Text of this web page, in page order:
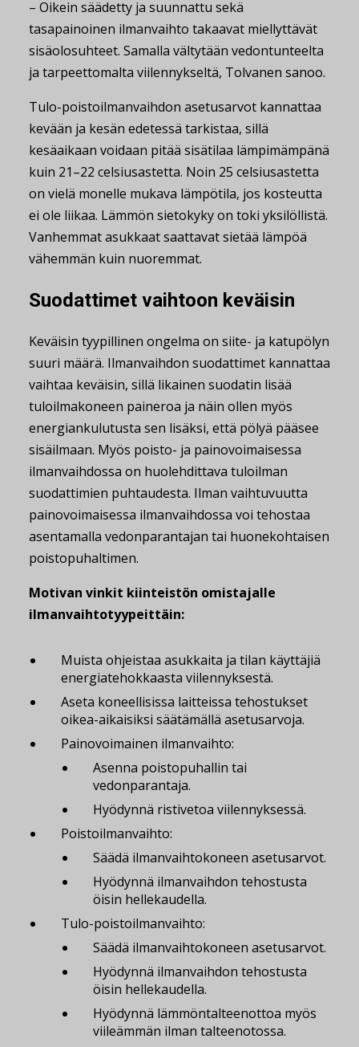
– Oikein säädetty ja suunnattu sekä
tasapainoinen ilmanvaihto takaavat miellyttävät
sisäolosuhteet. Samalla vältytään vedontunteelta
ja tarpeettomalta viilennykseltä, Tolvanen sanoo.
Tulo-poistoilmanvaihdon asetusarvot kannattaa
kevään ja kesän edetessä tarkistaa, sillä
kesäaikaan voidaan pitää sisätilaa lämpimämpänä
kuin 21–22 celsiusastetta. Noin 25 celsiusastetta
on vielä monelle mukava lämpötila, jos kosteutta
ei ole liikaa. Lämmön sietokyky on toki yksilöllistä.
Vanhemmat asukkaat saattavat sietää lämpöä
vähemmän kuin nuoremmat.
Suodattimet vaihtoon keväisin
Keväisin tyypillinen ongelma on siite- ja katupölyn
suuri määrä. Ilmanvaihdon suodattimet kannattaa
vaihtaa keväisin, sillä likainen suodatin lisää
tuloilmakoneen paineroa ja näin ollen myös
energiankulutusta sen lisäksi, että pölyä pääsee
sisäilmaan. Myös poisto- ja painovoimaisessa
ilmanvaihdossa on huolehdittava tuloilman
suodattimien puhtaudesta. Ilman vaihtuvuutta
painovoimaisessa ilmanvaihdossa voi tehostaa
asentamalla vedonparantajan tai huonekohtaisen
poistopuhaltimen.
Motivan vinkit kiinteistön omistajalle
ilmanvaihtotyypeittäin:
Muista ohjeistaa asukkaita ja tilan käyttäjiä
energiatehokkaasta viilennyksestä.
Aseta koneellisissa laitteissa tehostukset
oikea-aikaisiksi säätämällä asetusarvoja.
Painovoimainen ilmanvaihto:
Asenna poistopuhallin tai
vedonparantaja.
Hyödynnä ristivetoa viilennyksessä.
Poistoilmanvaihto:
Säädä ilmanvaihtokoneen asetusarvot.
Hyödynnä ilmanvaihdon tehostusta
öisin hellekaudella.
Tulo-poistoilmanvaihto:
Säädä ilmanvaihtokoneen asetusarvot.
Hyödynnä ilmanvaihdon tehostusta
öisin hellekaudella.
Hyödynnä lämmöntalteenottoa myös
viileämmän ilman talteenotossa.